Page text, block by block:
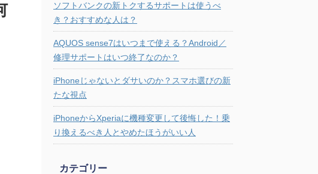
ソフトバンクの新トクするサポートは使うべ
き？おすすめな人は？
AQUOS sense7はいつまで使える？Android／
修理サポートはいつ終了なのか？
iPhoneじゃないとダサいのか？スマホ選びの新
たな視点
iPhoneからXperiaに機種変更して後悔した！乗
り換えるべき人とやめたほうがいい人
カテゴリー